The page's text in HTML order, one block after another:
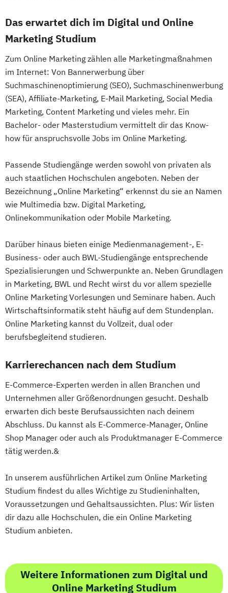
Das erwartet dich im Digital und Online
Marketing Studium
Zum Online Marketing zählen alle Marketingmaßnahmen
im Internet: Von Bannerwerbung über
Suchmaschinenoptimierung (SEO), Suchmaschinenwerbung
(SEA), Affiliate-Marketing, E-Mail Marketing, Social Media
Marketing, Content Marketing und vieles mehr. Ein
Bachelor- oder Masterstudium vermittelt dir das Know-
how für anspruchsvolle Jobs im Online Marketing.
Passende Studiengänge werden sowohl von privaten als
auch staatlichen Hochschulen angeboten. Neben der
Bezeichnung „Online Marketing“ erkennst du sie an Namen
wie Multimedia bzw. Digital Marketing,
Onlinekommunikation oder Mobile Marketing.
Darüber hinaus bieten einige Medienmanagement-, E-
Business- oder auch BWL-Studiengänge entsprechende
Spezialisierungen und Schwerpunkte an. Neben Grundlagen
in Marketing, BWL und Recht wirst du vor allem spezielle
Online Marketing Vorlesungen und Seminare haben. Auch
Wirtschaftsinformatik steht häufig auf dem Stundenplan.
Online Marketing kannst du Vollzeit, dual oder
berufsbegleitend studieren.
Karrierechancen nach dem Studium
E-Commerce-Experten werden in allen Branchen und
Unternehmen aller Größenordnungen gesucht. Deshalb
erwarten dich beste Berufsaussichten nach deinem
Abschluss. Du kannst als E-Commerce-Manager, Online
Shop Manager oder auch als Produktmanager E-Commerce
tätig werden.&
In unserem ausführlichen Artikel zum Online Marketing
Studium findest du alles Wichtige zu Studieninhalten,
Voraussetzungen und Gehaltsaussichten. Plus: Wir listen
dir dazu alle Hochschulen, die ein Online Marketing
Studium anbieten.
Weitere Informationen zum Digital und
Online Marketing Studium